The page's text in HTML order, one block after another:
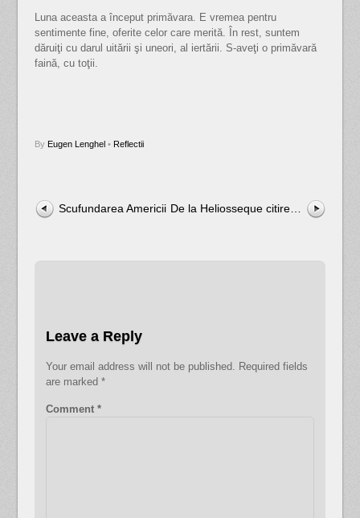
Luna aceasta a început primăvara. E vremea pentru
sentimente fine, oferite celor care merită. În rest, suntem
dăruiţi cu darul uitării şi uneori, al iertării. S-aveţi o primăvară
faină, cu toţii.
By Eugen Lenghel• Reflectii
Scufundarea Americii De la Heliosseque citire…
Leave a Reply
Your email address will not be published.
Required fields
are marked*
Comment*